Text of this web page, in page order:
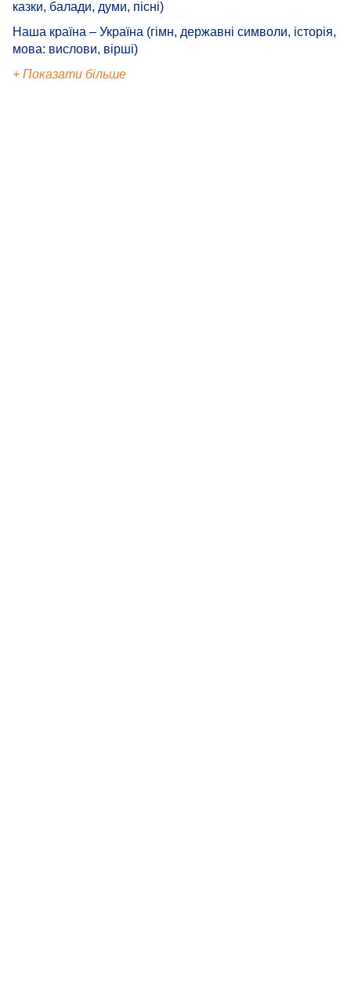
казки, балади, думи, пісні)
Наша країна – Україна (гімн, державні символи, історія,
мова: вислови, вірші)
+ Показати більше